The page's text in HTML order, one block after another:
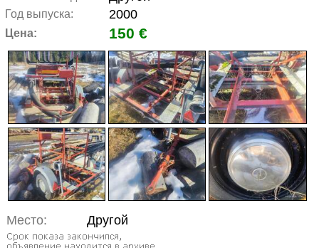
Год выпуска: 2000
Цена: 150 €
Место: Другой